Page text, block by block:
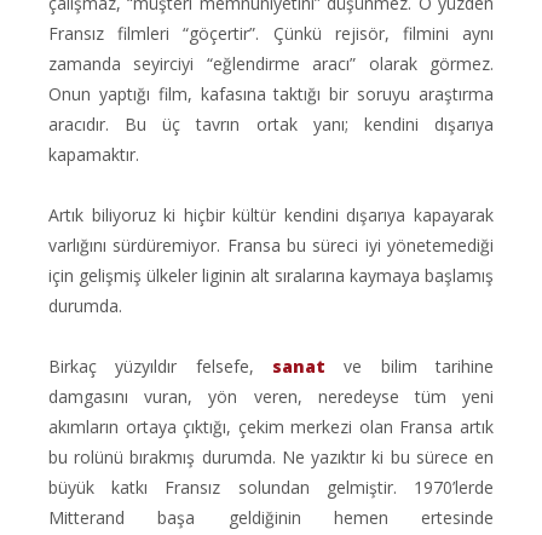
Fransız filmleri “göçertir”. Çünkü rejisör, filmini aynı
zamanda seyirciyi “eğlendirme aracı” olarak görmez.
Onun yaptığı film, kafasına taktığı bir soruyu araştırma
aracıdır. Bu üç tavrın ortak yanı; kendini dışarıya
kapamaktır.
Artık biliyoruz ki hiçbir kültür kendini dışarıya kapayarak
varlığını sürdüremiyor. Fransa bu süreci iyi yönetemediği
için gelişmiş ülkeler liginin alt sıralarına kaymaya başlamış
durumda.
Birkaç yüzyıldır felsefe, sanat ve bilim tarihine
damgasını vuran, yön veren, neredeyse tüm yeni
akımların ortaya çıktığı, çekim merkezi olan Fransa artık
bu rolünü bırakmış durumda. Ne yazıktır ki bu sürece en
büyük katkı Fransız solundan gelmiştir. 1970’lerde
Mitterand başa geldiğinin hemen ertesinde